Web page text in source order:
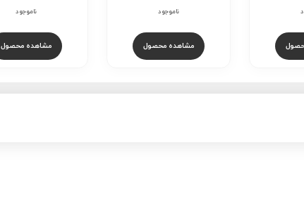
ناموجود
مشاهده محصول
ناموجود
مشاهده محصول